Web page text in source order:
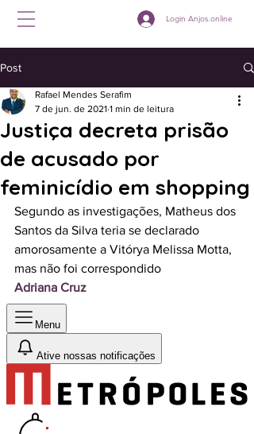
Login Anjos.online
Post
Justiça decreta prisão
de acusado por
feminicídio em shopping
Rafael Mendes Serafim
7 de jun. de 2021 1 min de leitura
Segundo as investigações, Matheus dos
Santos da Silva teria se declarado
amorosamente a Vitórya Melissa Motta,
mas não foi correspondido
Adriana Cruz